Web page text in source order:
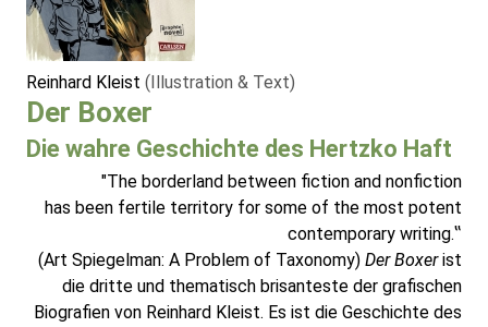
Reinhard Kleist (Illustration & Text)
Der Boxer
Die wahre Geschichte des Hertzko Haft
"The borderland between fiction and nonfiction
has been fertile territory for some of the most potent
contemporary writing.‟
(Art Spiegelman: A Problem of Taxonomy) Der Boxerist
die dritte und thematisch brisanteste der grafischen
Biografien von Reinhard Kleist. Es ist die Geschichte des